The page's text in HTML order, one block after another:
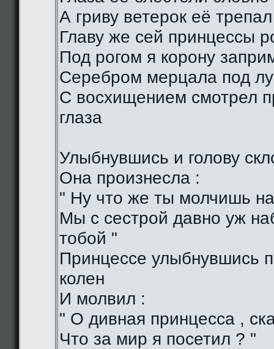
А гриву ветерок её трепал
Главу же сей принцессы
Под рогом я корону
Серебром мерцала под
С восхищением смотрел
глаза
Улыбнувшись и голову
Она произнесла :
" Ну что же ты молчишь
Мы с сестрой давно уж
тобой "
Принцессе улыбнувшись
колен
И молвил :
" О дивная принцесса ,
Что за мир я посетил ? "